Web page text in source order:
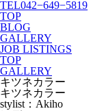
TEL042−649−5819
TOP
BLOG
GALLERY
JOB LISTINGS
TOP
GALLERY
キツネカラー
キツネカラー
stylist：Akiho